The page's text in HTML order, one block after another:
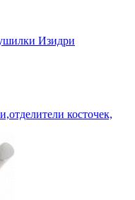
Изидри
косточек,